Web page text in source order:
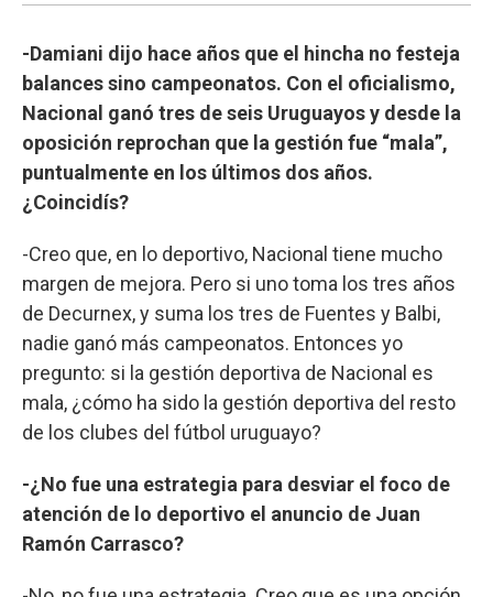
-Damiani dijo hace años que el hincha no festeja
balances sino campeonatos. Con el oficialismo,
Nacional ganó tres de seis Uruguayos y desde la
oposición reprochan que la gestión fue “mala”,
puntualmente en los últimos dos años.
¿Coincidís?
-Creo que, en lo deportivo, Nacional tiene mucho
margen de mejora. Pero si uno toma los tres años
de Decurnex, y suma los tres de Fuentes y Balbi,
nadie ganó más campeonatos. Entonces yo
pregunto: si la gestión deportiva de Nacional es
mala, ¿cómo ha sido la gestión deportiva del resto
de los clubes del fútbol uruguayo?
-¿No fue una estrategia para desviar el foco de
atención de lo deportivo el anuncio de Juan
Ramón Carrasco?